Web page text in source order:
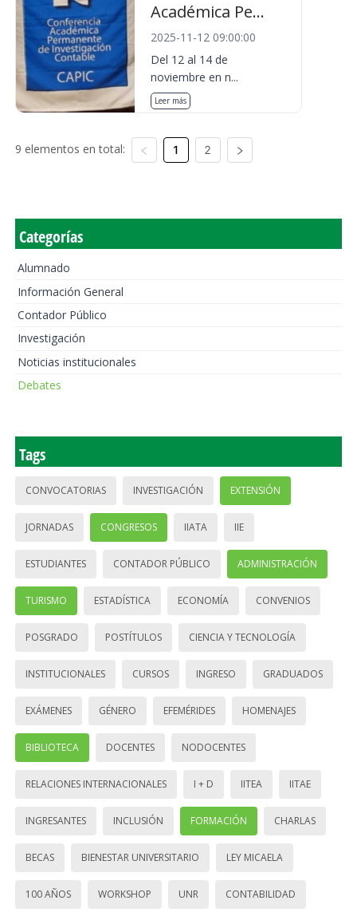
Académica Pe...
2025-11-12 09:00:00
Del 12 al 14 de
noviembre en n...
Leer más
9 elementos en total: 1 2
Categorías
Alumnado
Información General
Contador Público
Investigación
Noticias institucionales
Debates
Tags
CONVOCATORIAS INVESTIGACIÓN EXTENSIÓN
JORNADAS CONGRESOS IIATA IIE
ESTUDIANTES CONTADOR PÚBLICO ADMINISTRACIÓN
TURISMO ESTADÍSTICA ECONOMÍA CONVENIOS
POSGRADO POSTÍTULOS CIENCIA Y TECNOLOGÍA
INSTITUCIONALES CURSOS INGRESO GRADUADOS
EXÁMENES GÉNERO EFEMÉRIDES HOMENAJES
BIBLIOTECA DOCENTES NODOCENTES
RELACIONES INTERNACIONALES I + D IITEA IITAE
INGRESANTES INCLUSIÓN FORMACIÓN CHARLAS
BECAS BIENESTAR UNIVERSITARIO LEY MICAELA
100 AÑOS WORKSHOP UNR CONTABILIDAD